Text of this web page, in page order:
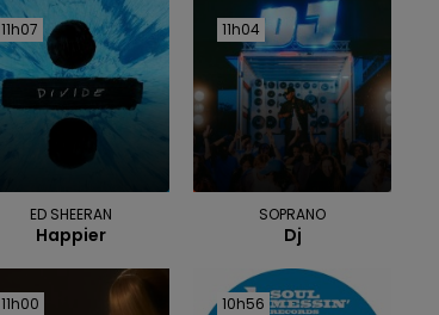
11h07
11h07
ED SHEERAN
Happier
11h04
11h04
SOPRANO
Dj
11h00
11h00 10h56
10h56